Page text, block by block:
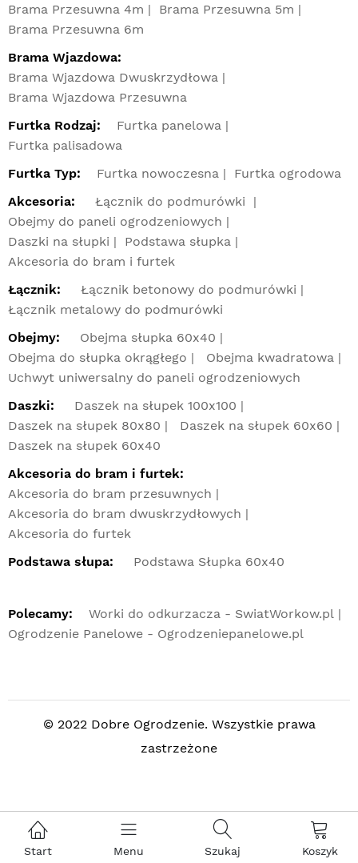
Start Menu Szukaj Koszyk
Brama Przesuwna 4m
Brama Przesuwna 5m
Brama Przesuwna 6m
Brama Wjazdowa:
Brama Wjazdowa Dwuskrzydłowa
Brama Wjazdowa Przesuwna
Furtka Rodzaj:
Furtka panelowa
Furtka palisadowa
Furtka Typ:
Furtka nowoczesna
Furtka ogrodowa
Akcesoria:
Łącznik do podmurówki
Obejmy do paneli ogrodzeniowych
Daszki na słupki
Podstawa słupka
Akcesoria do bram i furtek
Łącznik:
Łącznik betonowy do podmurówki
Łącznik metalowy do podmurówki
Obejmy:
Obejma słupka 60x40
Obejma do słupka okrągłego
Obejma kwadratowa
Uchwyt uniwersalny do paneli ogrodzeniowych
Daszki:
Daszek na słupek 100x100
Daszek na słupek 80x80
Daszek na słupek 60x60
Daszek na słupek 60x40
Akcesoria do bram i furtek:
Akcesoria do bram przesuwnych
Akcesoria do bram dwuskrzydłowych
Akcesoria do furtek
Podstawa słupa:
Podstawa Słupka 60x40
Polecamy:
Worki do odkurzacza - SwiatWorkow.pl
Ogrodzenie Panelowe - Ogrodzeniepanelowe.pl
© 2022 Dobre Ogrodzenie. Wszystkie prawa
zastrzeżone